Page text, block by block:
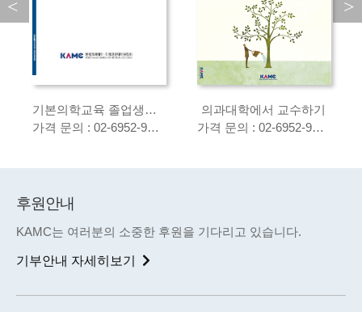
기본의학교육 졸업생을 위한 위임 가능한 진료활동
가격 문의 : 02-6952-9625
의과대학에서 교수하기
가격 문의 : 02-6952-9625
후원안내
KAMC는 여러분의 소중한 후원을 기다리고 있습니다.
기부안내 자세히보기